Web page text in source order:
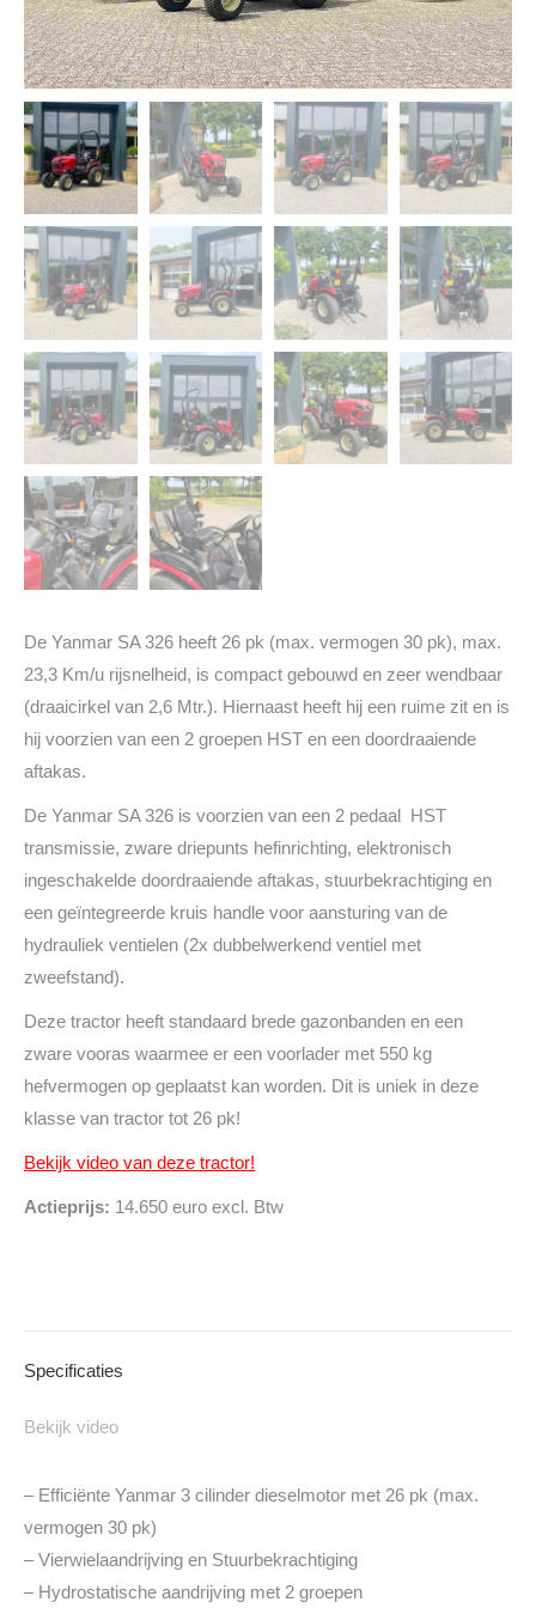
De Yanmar SA 326 heeft 26 pk (max. vermogen 30 pk), max.
23,3 Km/u rijsnelheid, is compact gebouwd en zeer wendbaar
(draaicirkel van 2,6 Mtr.). Hiernaast heeft hij een ruime zit en is
hij voorzien van een 2 groepen HST en een doordraaiende
aftakas.
De Yanmar SA 326 is voorzien van een 2 pedaal HST
transmissie, zware driepunts hefinrichting, elektronisch
ingeschakelde doordraaiende aftakas, stuurbekrachtiging en
een geïntegreerde kruis handle voor aansturing van de
hydrauliek ventielen (2x dubbelwerkend ventiel met
zweefstand).
Deze tractor heeft standaard brede gazonbanden en een
zware vooras waarmee er een voorlader met 550 kg
hefvermogen op geplaatst kan worden. Dit is uniek in deze
klasse van tractor tot 26 pk!
Bekijk video van deze tractor!
Actieprijs: 14.650 euro excl. Btw
Specificaties
Bekijk video
– Efficiënte Yanmar 3 cilinder dieselmotor met 26 pk (max.
vermogen 30 pk)
– Vierwielaandrijving en Stuurbekrachtiging
– Hydrostatische aandrijving met 2 groepen